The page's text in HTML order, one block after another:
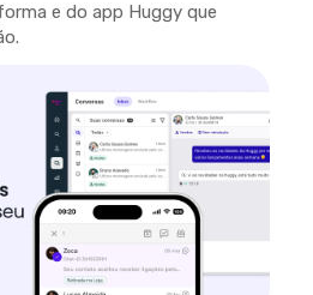
e do app Huggy que